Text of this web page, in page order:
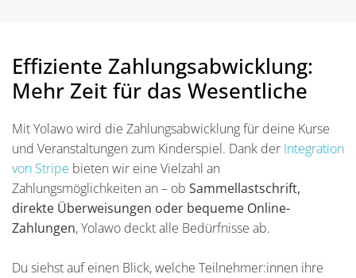
Effiziente Zahlungsabwicklung:
Mehr Zeit für das Wesentliche
Mit Yolawo wird die Zahlungsabwicklung für deine Kurse
und Veranstaltungen zum Kinderspiel. Dank der Integration
von Stripe bieten wir eine Vielzahl an
Zahlungsmöglichkeiten an – ob Sammellastschrift,
direkte Überweisungen oder bequeme Online-
Zahlungen, Yolawo deckt alle Bedürfnisse ab.
Du siehst auf einen Blick, welche Teilnehmer:innen ihre